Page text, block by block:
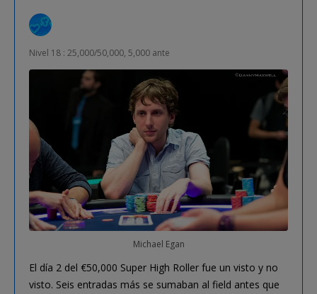
Nivel 18 : 25,000/50,000, 5,000 ante
Michael Egan
El día 2 del €50,000 Super High Roller fue un visto y no
visto. Seis entradas más se sumaban al field antes que